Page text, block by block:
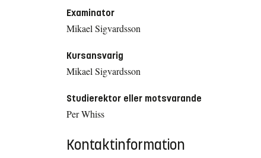
Examinator
Mikael Sigvardsson
Kursansvarig
Mikael Sigvardsson
Studierektor eller motsvarande
Per Whiss
Kontaktinformation